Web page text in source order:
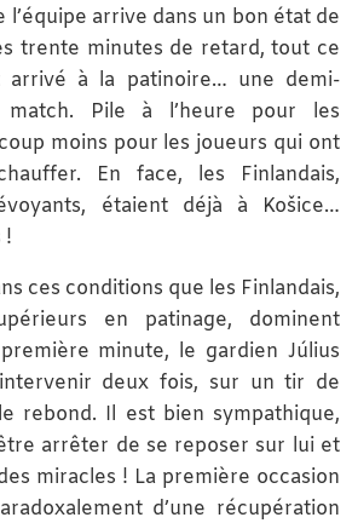
l’équipe arrive dans un bon état de
trente minutes de retard, tout ce
arrivé à la patinoire… une demi-
Pile à l’heure pour les
moins pour les joueurs qui ont
En face, les Finlandais,
étaient déjà à Košice…
!
ces conditions que les Finlandais,
en patinage, dominent
minute, le gardien Július
deux fois, sur un tir de
rebond. Il est bien sympathique,
arrêter de se reposer sur lui et
miracles ! La première occasion
d’une récupération